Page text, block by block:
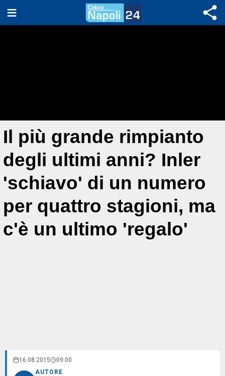
Il più grande rimpianto
degli ultimi anni? Inler
'schiavo' di un numero
per quattro stagioni, ma
c'è un ultimo 'regalo'
16.08.2015 09:00
AUTORE